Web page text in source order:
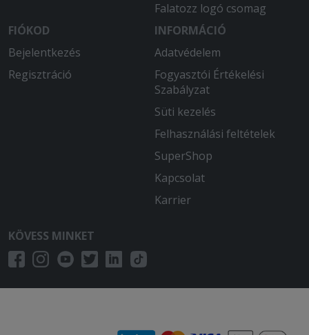
Falatozz logó csomag
FIÓKOD
Bejelentkezés
Regisztráció
INFORMÁCIÓ
Adatvédelem
Fogyasztói Értékelési
Szabályzat
Süti kezelés
Felhasználási feltételek
SuperShop
Kapcsolat
Karrier
KÖVESS MINKET